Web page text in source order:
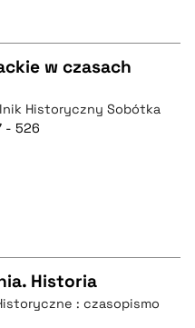
w czasach
Historyczny Sobótka
- 526
Historia
: czasopismo